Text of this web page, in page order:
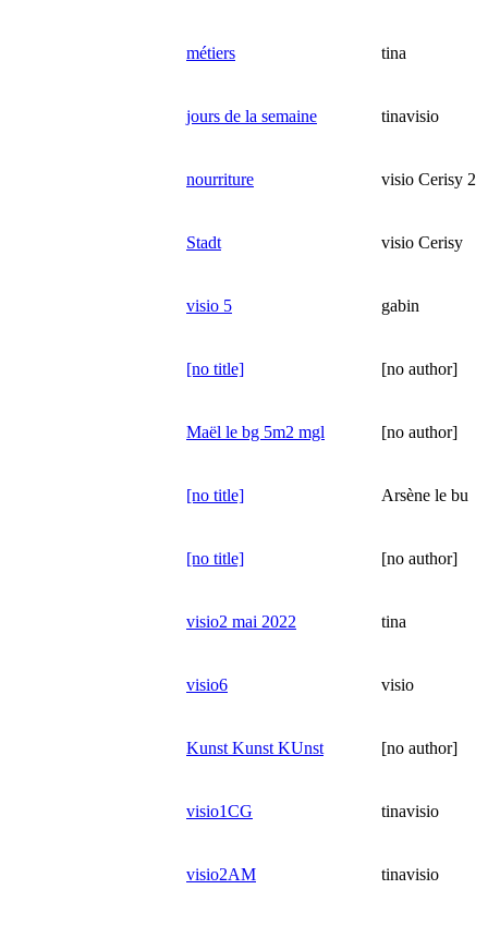
métiers tina
jours de la semaine tinavisio
nourriture visio Cerisy 2
Stadt visio Cerisy
visio 5 gabin
[no title] [no author]
Maël le bg 5m2 mgl [no author]
[no title] Arsène le bu
[no title] [no author]
visio2 mai 2022 tina
visio6 visio
Kunst Kunst KUnst [no author]
visio1CG tinavisio
visio2AM tinavisio